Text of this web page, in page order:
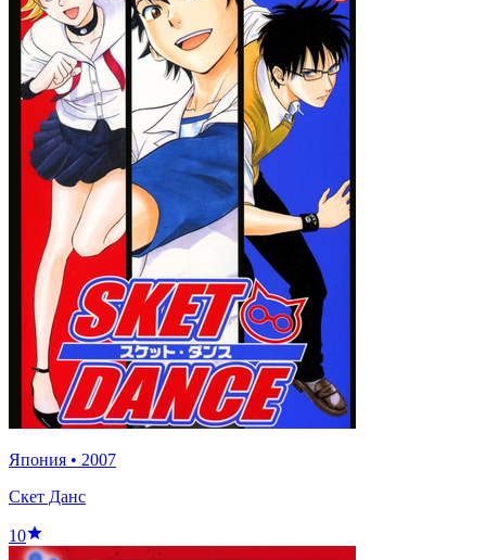
Япония • 2007
Скет Данс
10